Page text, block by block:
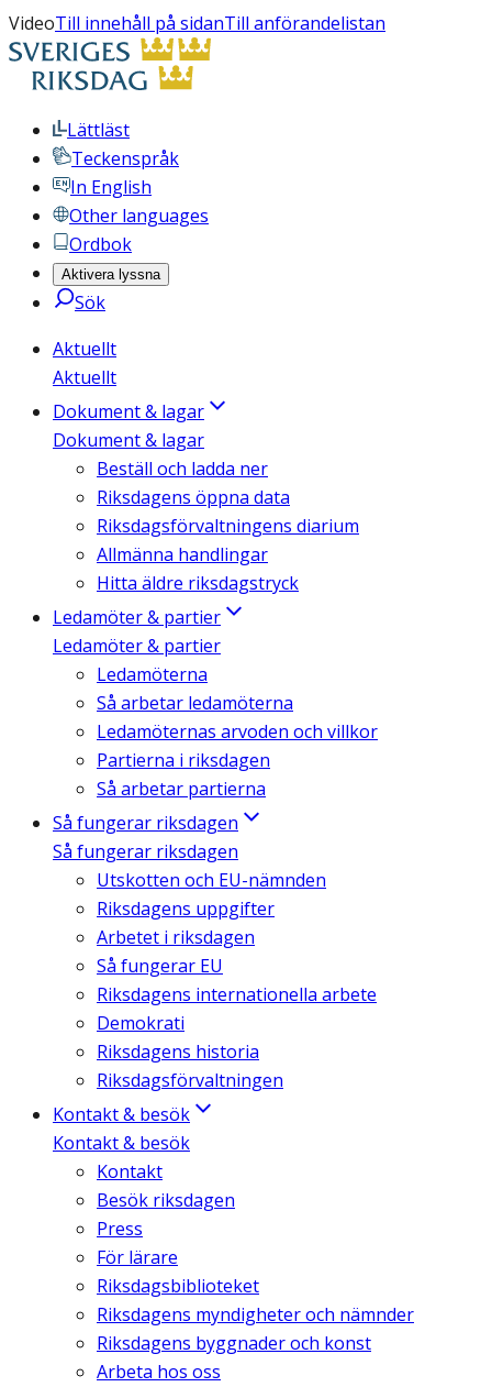
VideoTill innehåll på sidanTill anförandelistan
Lättläst
Teckenspråk
In English
Other languages
Ordbok
Aktivera lyssna
Sök
Aktuellt
Aktuellt
Dokument & lagar
Dokument & lagar
Beställ och ladda ner
Riksdagens öppna data
Riksdagsförvaltningens diarium
Allmänna handlingar
Hitta äldre riksdagstryck
Ledamöter & partier
Ledamöter & partier
Ledamöterna
Så arbetar ledamöterna
Ledamöternas arvoden och villkor
Partierna i riksdagen
Så arbetar partierna
Så fungerar riksdagen
Så fungerar riksdagen
Utskotten och EU-nämnden
Riksdagens uppgifter
Arbetet i riksdagen
Så fungerar EU
Riksdagens internationella arbete
Demokrati
Riksdagens historia
Riksdagsförvaltningen
Kontakt & besök
Kontakt & besök
Kontakt
Besök riksdagen
Press
För lärare
Riksdagsbiblioteket
Riksdagens myndigheter och nämnder
Riksdagens byggnader och konst
Arbeta hos oss